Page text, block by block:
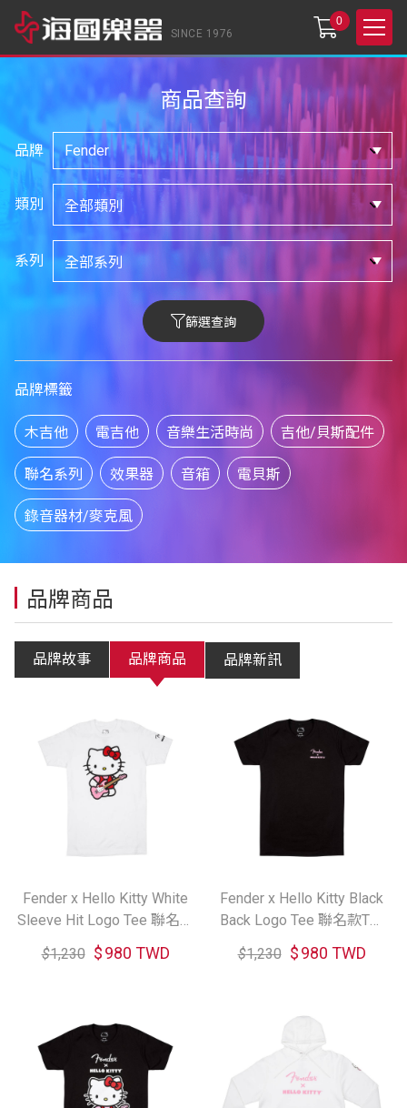
SINCE 1976
0
商品查詢
品牌
類別
系列
篩選查詢
品牌標籤
木吉他 電吉他 音樂生活時尚 吉他/貝斯配件
聯名系列 效果器 音箱 電貝斯
錄音器材/麥克風
品牌商品
品牌故事 品牌商品 品牌新訊
Fender x Hello Kitty White
Sleeve Hit Logo Tee 聯名款
T恤 (S/M/L/XL)
$1,230 $980 TWD
Fender x Hello Kitty Black
Back Logo Tee 聯名款T恤
(S/M/L/XL)
$1,230 $980 TWD